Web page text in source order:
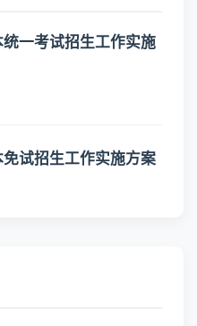
一考试招生工作实施
试招生工作实施方案